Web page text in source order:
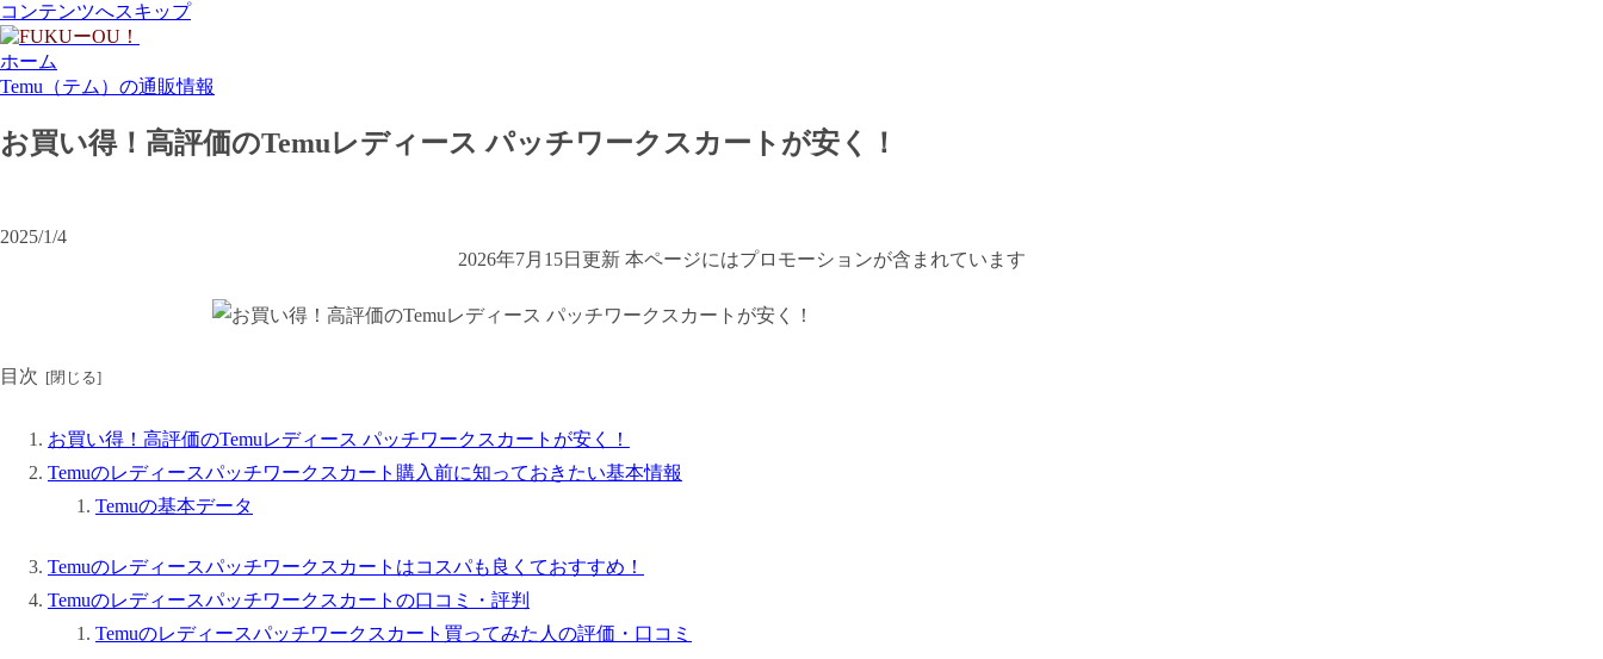
コンテンツへスキップ
ホーム
Temu（テム）の通販情報
お買い得！高評価のTemuレディース パッチワークスカートが安く！
2025/1/4
2026年7月15日更新 本ページにはプロモーションが含まれています
目次
お買い得！高評価のTemuレディース パッチワークスカートが安く！
Temuのレディースパッチワークスカート購入前に知っておきたい基本情報
Temuの基本データ
Temuのレディースパッチワークスカートはコスパも良くておすすめ！
Temuのレディースパッチワークスカートの口コミ・評判
Temuのレディースパッチワークスカート買ってみた人の評価・口コミ